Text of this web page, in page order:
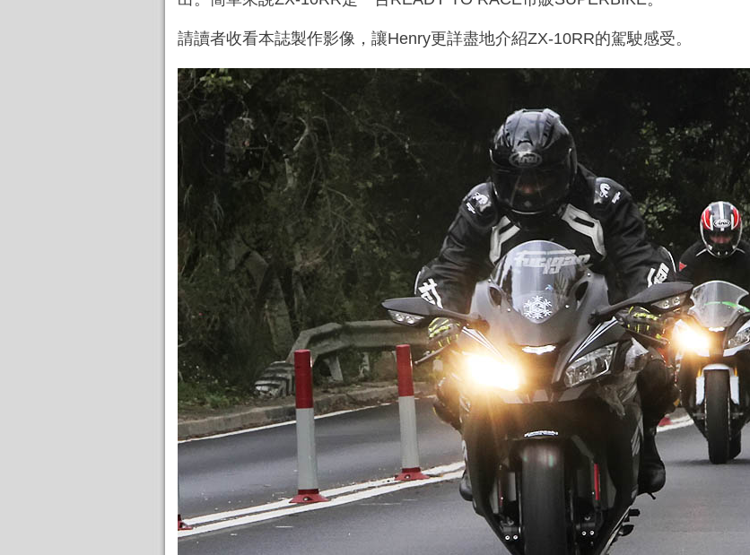
請讀者收看本誌製作影像，讓Henry更詳盡地介紹ZX-10RR的駕駛感受。